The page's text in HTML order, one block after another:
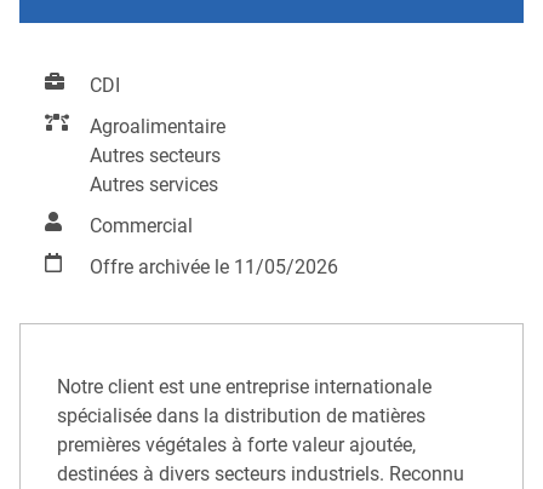
CDI
Agroalimentaire
Autres secteurs
Autres services
Commercial
Offre archivée le 11/05/2026
Notre client est une entreprise internationale
spécialisée dans la distribution de matières
premières végétales à forte valeur ajoutée,
destinées à divers secteurs industriels. Reconnu